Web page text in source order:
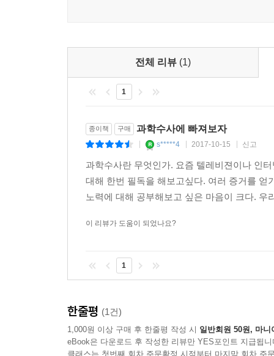
전체 리뷰 (1)
1
종이책 구매 과학수사에 빠져보자
s*****4 2017-10-15 신고
과학수사란 무엇인가. 요즘 텔레비젼이나 인
대해 한번 필독을 해보고싶다. 여러 증거를
노력에 대해 공부해보고 싶은 마음이 크다.
이 리뷰가 도움이 되었나요?
1
한줄평 (1건)
1,000원 이상 구매 후 한줄평 작성 시 일반회원 50원, 마니
eBook은 다운로드 후 작성한 리뷰만 YES포인트 지급됩니
클래스는 첫번째 회차 주문확정 시점부터 마지막 회차 주